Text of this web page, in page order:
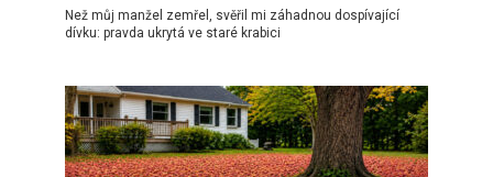
Než můj manžel zemřel, svěřil mi záhadnou dospívající
dívku: pravda ukrytá ve staré krabici